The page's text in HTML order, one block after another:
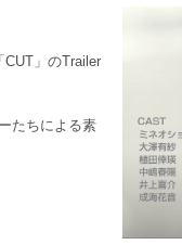
」のTrailer
たちによる素